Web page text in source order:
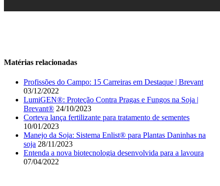
Matérias relacionadas
Profissões do Campo: 15 Carreiras em Destaque | Brevant
03/12/2022
LumiGEN®: Proteção Contra Pragas e Fungos na Soja |
Brevant® 24/10/2023
Corteva lança fertilizante para tratamento de sementes
10/01/2023
Manejo da Soja: Sistema Enlist® para Plantas Daninhas na
soja 28/11/2023
Entenda a nova biotecnologia desenvolvida para a lavoura
07/04/2022